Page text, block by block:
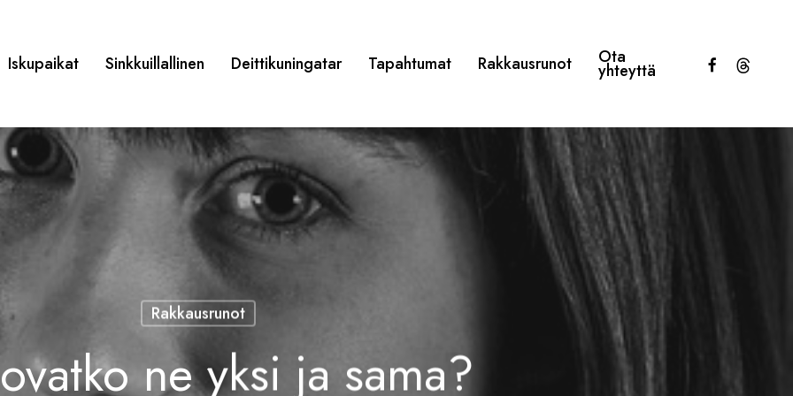
Iskupaikat Sinkkuillallinen Deittikuningatar Tapahtumat Rakkausrunot Ota
yhteyttä facebookthreads
Rakkausrunot
ne yksi ja sama?